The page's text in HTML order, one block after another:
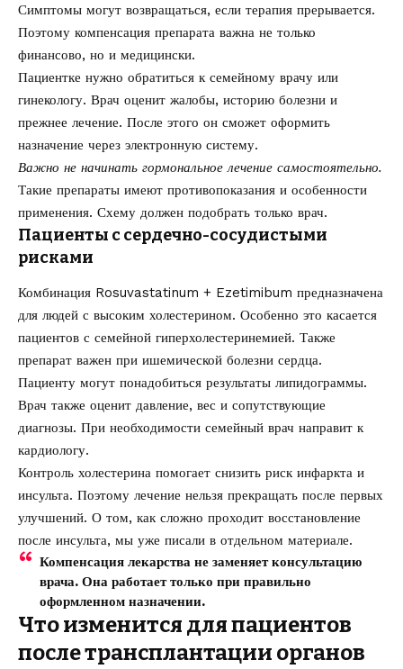
Симптомы могут возвращаться, если терапия прерывается.
Поэтому компенсация препарата важна не только
финансово, но и медицински.
Пациентке нужно обратиться к семейному врачу или
гинекологу. Врач оценит жалобы, историю болезни и
прежнее лечение. После этого он сможет оформить
назначение через электронную систему.
Важно не начинать гормональное лечение самостоятельно.
Такие препараты имеют противопоказания и особенности
применения. Схему должен подобрать только врач.
Пациенты с сердечно-сосудистыми
рисками
Комбинация Rosuvastatinum + Ezetimibum предназначена
для людей с высоким холестерином. Особенно это касается
пациентов с семейной гиперхолестеринемией. Также
препарат важен при ишемической болезни сердца.
Пациенту могут понадобиться результаты липидограммы.
Врач также оценит давление, вес и сопутствующие
диагнозы. При необходимости семейный врач направит к
кардиологу.
Контроль холестерина помогает снизить риск инфаркта и
инсульта. Поэтому лечение нельзя прекращать после первых
улучшений. О том, как сложно проходит восстановление
после инсульта, мы уже писали в отдельном материале.
Компенсация лекарства не заменяет консультацию
врача. Она работает только при правильно
оформленном назначении.
Что изменится для пациентов
после трансплантации органов